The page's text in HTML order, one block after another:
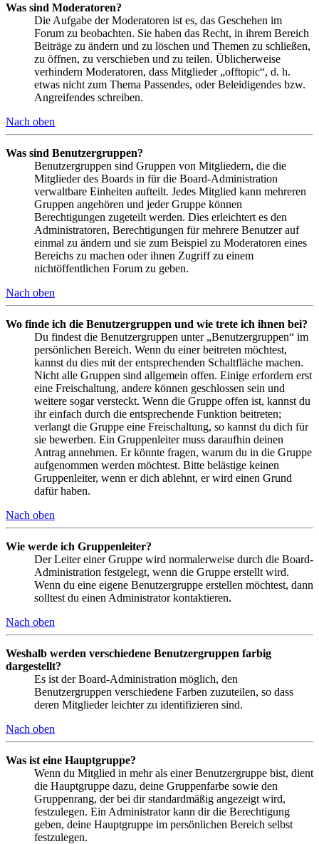
Was sind Moderatoren?
Die Aufgabe der Moderatoren ist es, das Geschehen im
Forum zu beobachten. Sie haben das Recht, in ihrem Bereich
Beiträge zu ändern und zu löschen und Themen zu schließen,
zu öffnen, zu verschieben und zu teilen. Üblicherweise
verhindern Moderatoren, dass Mitglieder „offtopic“, d. h.
etwas nicht zum Thema Passendes, oder Beleidigendes bzw.
Angreifendes schreiben.
Nach oben
Was sind Benutzergruppen?
Benutzergruppen sind Gruppen von Mitgliedern, die die
Mitglieder des Boards in für die Board-Administration
verwaltbare Einheiten aufteilt. Jedes Mitglied kann mehreren
Gruppen angehören und jeder Gruppe können
Berechtigungen zugeteilt werden. Dies erleichtert es den
Administratoren, Berechtigungen für mehrere Benutzer auf
einmal zu ändern und sie zum Beispiel zu Moderatoren eines
Bereichs zu machen oder ihnen Zugriff zu einem
nichtöffentlichen Forum zu geben.
Nach oben
Wo finde ich die Benutzergruppen und wie trete ich ihnen bei?
Du findest die Benutzergruppen unter „Benutzergruppen“ im
persönlichen Bereich. Wenn du einer beitreten möchtest,
kannst du dies mit der entsprechenden Schaltfläche machen.
Nicht alle Gruppen sind allgemein offen. Einige erfordern erst
eine Freischaltung, andere können geschlossen sein und
weitere sogar versteckt. Wenn die Gruppe offen ist, kannst du
ihr einfach durch die entsprechende Funktion beitreten;
verlangt die Gruppe eine Freischaltung, so kannst du dich für
sie bewerben. Ein Gruppenleiter muss daraufhin deinen
Antrag annehmen. Er könnte fragen, warum du in die Gruppe
aufgenommen werden möchtest. Bitte belästige keinen
Gruppenleiter, wenn er dich ablehnt, er wird einen Grund
dafür haben.
Nach oben
Wie werde ich Gruppenleiter?
Der Leiter einer Gruppe wird normalerweise durch die Board-
Administration festgelegt, wenn die Gruppe erstellt wird.
Wenn du eine eigene Benutzergruppe erstellen möchtest, dann
solltest du einen Administrator kontaktieren.
Nach oben
Weshalb werden verschiedene Benutzergruppen farbig
dargestellt?
Es ist der Board-Administration möglich, den
Benutzergruppen verschiedene Farben zuzuteilen, so dass
deren Mitglieder leichter zu identifizieren sind.
Nach oben
Was ist eine Hauptgruppe?
Wenn du Mitglied in mehr als einer Benutzergruppe bist, dient
die Hauptgruppe dazu, deine Gruppenfarbe sowie den
Gruppenrang, der bei dir standardmäßig angezeigt wird,
festzulegen. Ein Administrator kann dir die Berechtigung
geben, deine Hauptgruppe im persönlichen Bereich selbst
festzulegen.